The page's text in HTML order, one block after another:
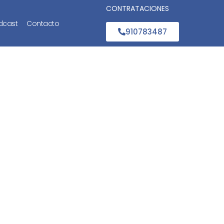
Contacto
CONTRATACIONES
910783487